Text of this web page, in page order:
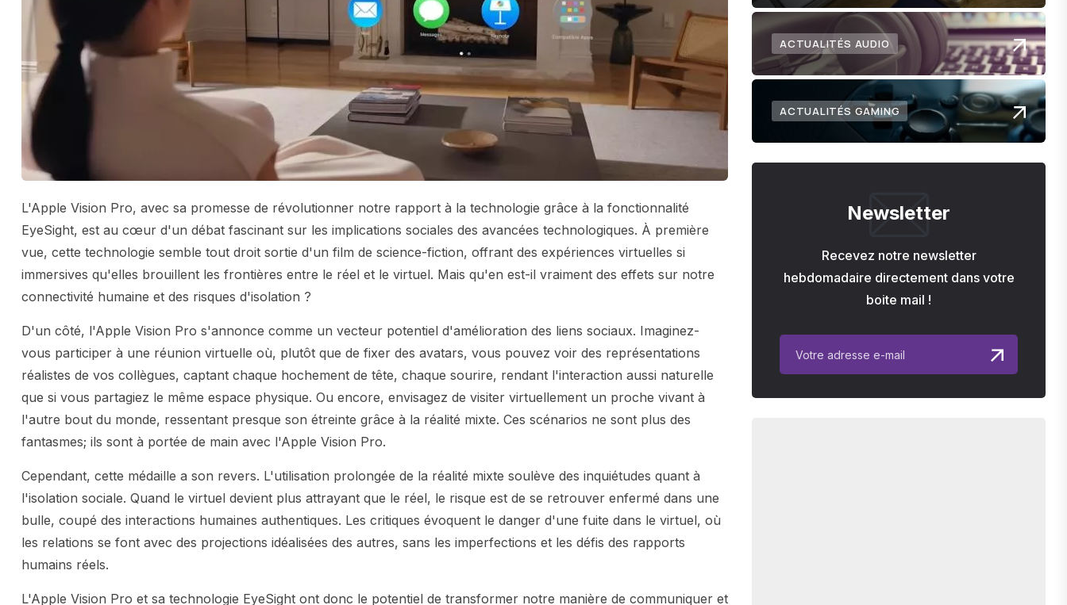
L'Apple Vision Pro, avec sa promesse de révolutionner notre rapport à la technologie grâce à la fonctionnalité
EyeSight, est au cœur d'un débat fascinant sur les implications sociales des avancées technologiques. À première
vue, cette technologie semble tout droit sortie d'un film de science-fiction, offrant des expériences virtuelles si
immersives qu'elles brouillent les frontières entre le réel et le virtuel. Mais qu'en est-il vraiment des effets sur notre
connectivité humaine et des risques d'isolation ?
D'un côté, l'Apple Vision Pro s'annonce comme un vecteur potentiel d'amélioration des liens sociaux. Imaginez-
vous participer à une réunion virtuelle où, plutôt que de fixer des avatars, vous pouvez voir des représentations
réalistes de vos collègues, captant chaque hochement de tête, chaque sourire, rendant l'interaction aussi naturelle
que si vous partagiez le même espace physique. Ou encore, envisagez de visiter virtuellement un proche vivant à
l'autre bout du monde, ressentant presque son étreinte grâce à la réalité mixte. Ces scénarios ne sont plus des
fantasmes; ils sont à portée de main avec l'Apple Vision Pro.
Cependant, cette médaille a son revers. L'utilisation prolongée de la réalité mixte soulève des inquiétudes quant à
l'isolation sociale. Quand le virtuel devient plus attrayant que le réel, le risque est de se retrouver enfermé dans une
bulle, coupé des interactions humaines authentiques. Les critiques évoquent le danger d'une fuite dans le virtuel, où
les relations se font avec des projections idéalisées des autres, sans les imperfections et les défis des rapports
humains réels.
L'Apple Vision Pro et sa technologie EyeSight ont donc le potentiel de transformer notre manière de communiquer et
ACTUALITÉS AUDIO
ACTUALITÉS GAMING
Newsletter
Recevez notre newsletter
hebdomadaire directement dans votre
boite mail !